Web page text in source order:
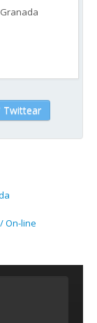
Twittear
On-line